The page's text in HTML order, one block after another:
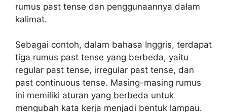
rumus past tense dan penggunaannya dalam
kalimat.
Sebagai contoh, dalam bahasa Inggris, terdapat
tiga rumus past tense yang berbeda, yaitu
regular past tense, irregular past tense, dan
past continuous tense. Masing-masing rumus
ini memiliki aturan yang berbeda untuk
mengubah kata kerja menjadi bentuk lampau.